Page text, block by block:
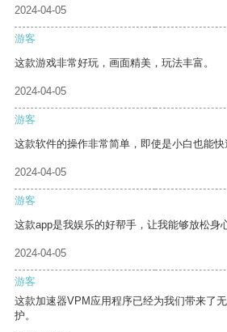
2024-04-05
游客
这款游戏非常好玩，画面精美，玩法丰富。
2024-04-05
游客
这款软件的操作非常简单，即使是小白也能快
2024-04-05
游客
这款app是我娱乐的好帮手，让我能够放松身
2024-04-05
游客
这款加速器VPM应用程序已经为我们带来了
护。